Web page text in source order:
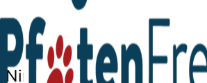
Nino